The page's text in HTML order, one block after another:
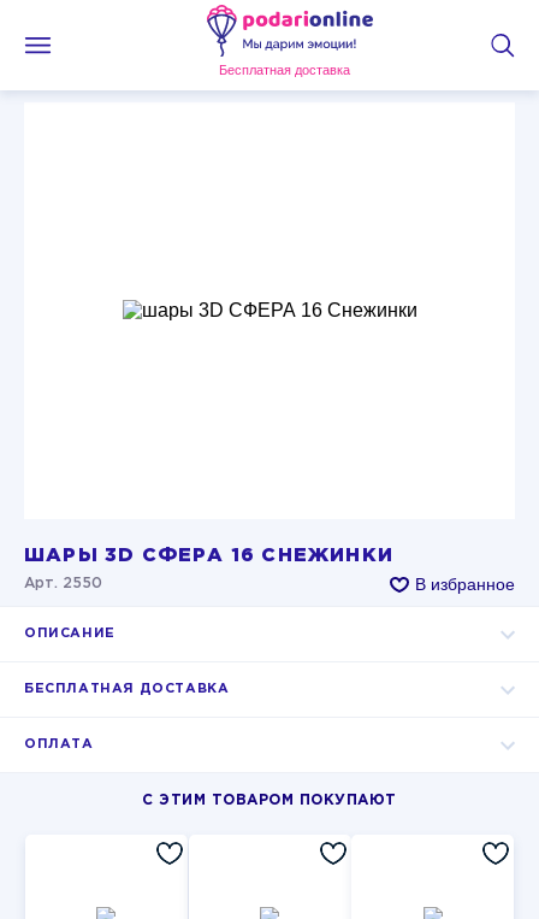
Бесплатная доставка
ШАРЫ 3D СФЕРА 16 СНЕЖИНКИ
Арт. 2550 В избранное
ОПИСАНИЕ
БЕСПЛАТНАЯ ДОСТАВКА
ОПЛАТА
С ЭТИМ ТОВАРОМ ПОКУПАЮТ